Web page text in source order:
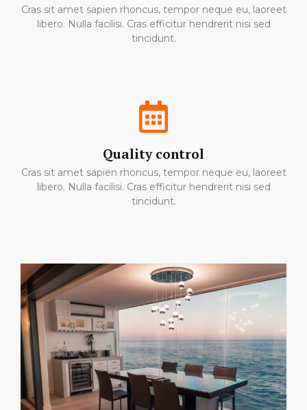
Cras sit amet sapien rhoncus, tempor neque eu, laoreet
libero. Nulla facilisi. Cras efficitur hendrerit nisi sed
tincidunt.
Quality control
Cras sit amet sapien rhoncus, tempor neque eu, laoreet
libero. Nulla facilisi. Cras efficitur hendrerit nisi sed
tincidunt.